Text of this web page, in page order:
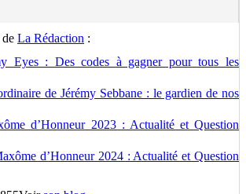
La Rédaction :
Eyes : Des codes à gagner pour tous les
de Jérémy Sebbane : le gardien de nos
d’Honneur 2023 : Actualité et Question
d’Honneur 2024 : Actualité et Question